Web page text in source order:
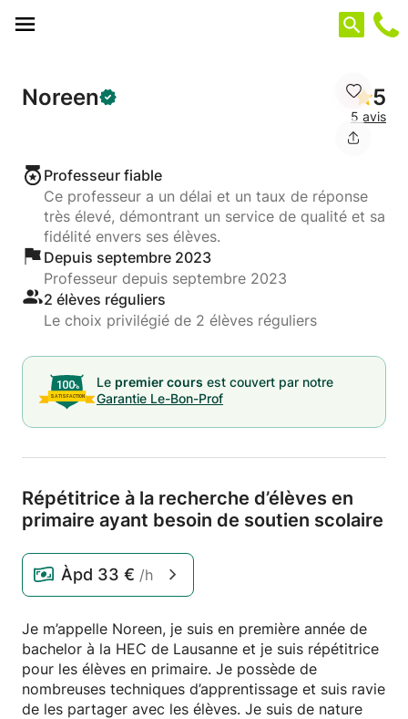
Noreen 5
5 avis
Professeur fiable
Ce professeur a un délai et un taux de réponse
très élevé, démontrant un service de qualité et sa
fidélité envers ses élèves.
Depuis septembre 2023
Professeur depuis septembre 2023
2 élèves réguliers
Le choix privilégié de 2 élèves réguliers
Le premier cours est couvert par notre
Garantie Le-Bon-Prof
Répétitrice à la recherche d’élèves en
primaire ayant besoin de soutien scolaire
Àpd 33 € /h
Je m’appelle Noreen, je suis en première année de
bachelor à la HEC de Lausanne et je suis répétitrice
pour les élèves en primaire. Je possède de
nombreuses techniques d’apprentissage et suis ravie
de les partager avec les élèves. Je suis de nature